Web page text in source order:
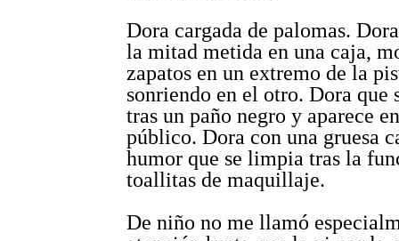
Dora cargada de palomas.
la mitad metida en una caja,
zapatos en un extremo de la
sonriendo en el otro. Dora que
tras un paño negro y aparece
público. Dora con una gruesa
humor que se limpia tras la
toallitas de maquillaje.
De niño no me llamó